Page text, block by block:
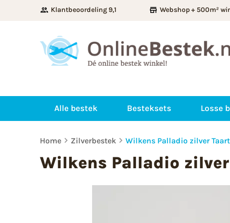
Klantbeoordeling 9,1 Webshop + 500m²
Alle bestek Besteksets Losse
Home Zilverbestek Wilkens Palladio zilver
Wilkens Palladio